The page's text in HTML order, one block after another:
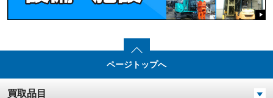
ページトップへ
買取品目